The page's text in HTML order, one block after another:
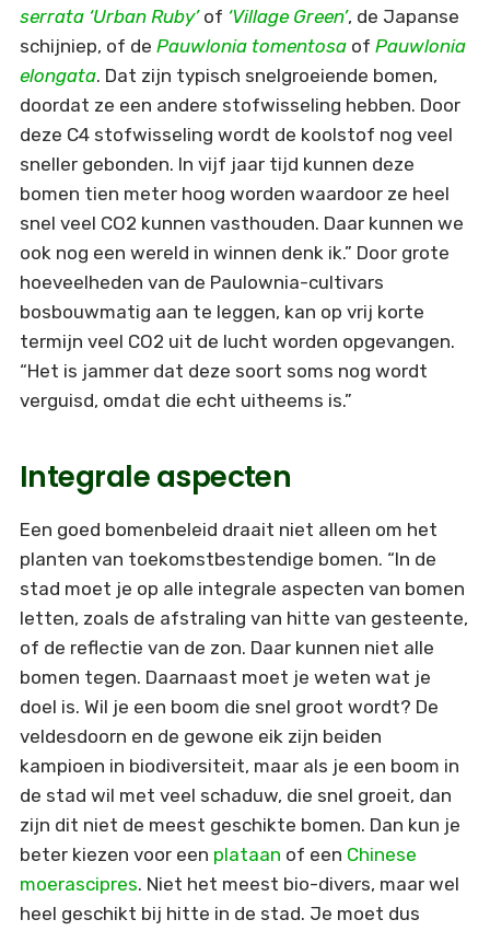
serrata ‘Urban Ruby’of ‘Village Green’, de Japanse
schijniep, of de Pauwlonia tomentosaof Pauwlonia
elongata. Dat zijn typisch snelgroeiende bomen,
doordat ze een andere stofwisseling hebben. Door
deze C4 stofwisseling wordt de koolstof nog veel
sneller gebonden. In vijf jaar tijd kunnen deze
bomen tien meter hoog worden waardoor ze heel
snel veel CO2 kunnen vasthouden. Daar kunnen we
ook nog een wereld in winnen denk ik.” Door grote
hoeveelheden van de Paulownia-cultivars
bosbouwmatig aan te leggen, kan op vrij korte
termijn veel CO2 uit de lucht worden opgevangen.
“Het is jammer dat deze soort soms nog wordt
verguisd, omdat die echt uitheems is.”
Integrale aspecten
Een goed bomenbeleid draait niet alleen om het
planten van toekomstbestendige bomen. “In de
stad moet je op alle integrale aspecten van bomen
letten, zoals de afstraling van hitte van gesteente,
of de reflectie van de zon. Daar kunnen niet alle
bomen tegen. Daarnaast moet je weten wat je
doel is. Wil je een boom die snel groot wordt? De
veldesdoorn en de gewone eik zijn beiden
kampioen in biodiversiteit, maar als je een boom in
de stad wil met veel schaduw, die snel groeit, dan
zijn dit niet de meest geschikte bomen. Dan kun je
beter kiezen voor een plataan of een Chinese
moerascipres. Niet het meest bio-divers, maar wel
heel geschikt bij hitte in de stad. Je moet dus